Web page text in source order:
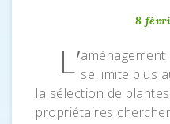
8
L’aménagement
se limite plus
la sélection de
propriétaires